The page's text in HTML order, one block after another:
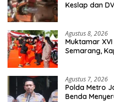
Keslap dan
Agustus 8, 2026
Muktamar
Semarang,
Agustus 7, 2026
Polda Metro
Benda